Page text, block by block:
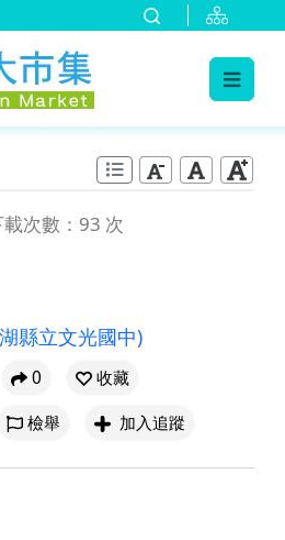
次數：93 次
縣立文光國中)
0
收藏
檢舉 加入追蹤